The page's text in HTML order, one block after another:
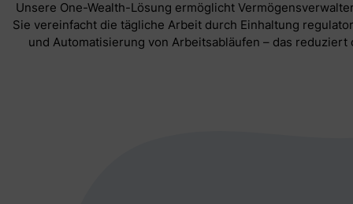
Unsere One-Wealth-Lösung ermöglicht
Sie vereinfacht die tägliche Arbeit durch Einhaltung
und Automatisierung von Arbeitsabläufen – das